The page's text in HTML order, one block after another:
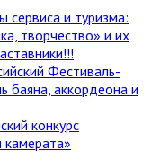
сервиса и туризма:
творчество» и их
Фестиваль-
баяна, аккордеона и
конкурс
камерата»